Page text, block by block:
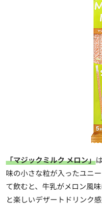
「マジックミルク メロン」
味の小さな粒が入ったユニ
て飲むと、牛乳がメロン風
と楽しいデザートドリンク